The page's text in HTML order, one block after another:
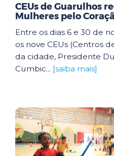
CEUs de Guarulhos
Mulheres pelo
Entre os dias 6 e 30 de
os nove CEUs (Centros
da cidade, Presidente
Cumbic... [saiba mais]